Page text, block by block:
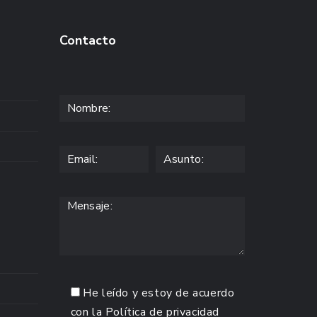
Contacto
He leído y estoy de acuerdo
con la Política de privacidad